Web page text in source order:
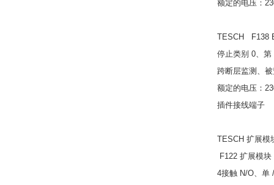
额定的电压：
TESCH F138
停止类别 0、
跨断层监测、
额定的电压：
插件接线端子
TESCH 扩展模
F122 扩展模块
4接触 N/O、单